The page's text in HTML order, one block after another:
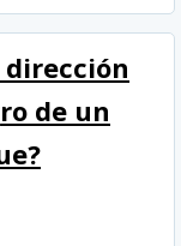
dirección
de un